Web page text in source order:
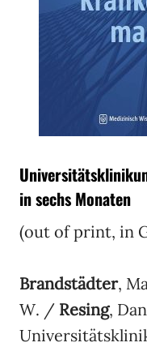
in sechs Monaten
(out of print, in
Brandstädter,
W. / Resing,